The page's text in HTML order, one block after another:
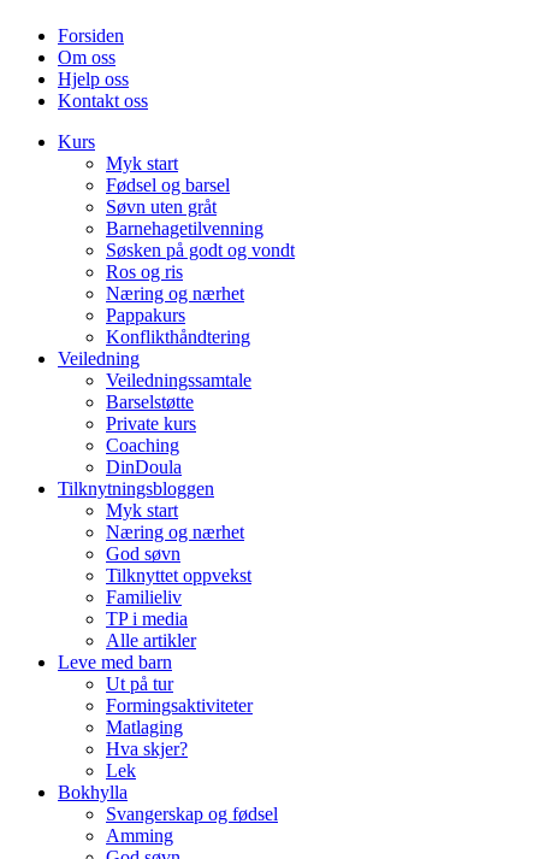
Forsiden
Om oss
Hjelp oss
Kontakt oss
Kurs
Myk start
Fødsel og barsel
Søvn uten gråt
Barnehagetilvenning
Søsken på godt og vondt
Ros og ris
Næring og nærhet
Pappakurs
Konflikthåndtering
Veiledning
Veiledningssamtale
Barselstøtte
Private kurs
Coaching
DinDoula
Tilknytningsbloggen
Myk start
Næring og nærhet
God søvn
Tilknyttet oppvekst
Familieliv
TP i media
Alle artikler
Leve med barn
Ut på tur
Formingsaktiviteter
Matlaging
Hva skjer?
Lek
Bokhylla
Svangerskap og fødsel
Amming